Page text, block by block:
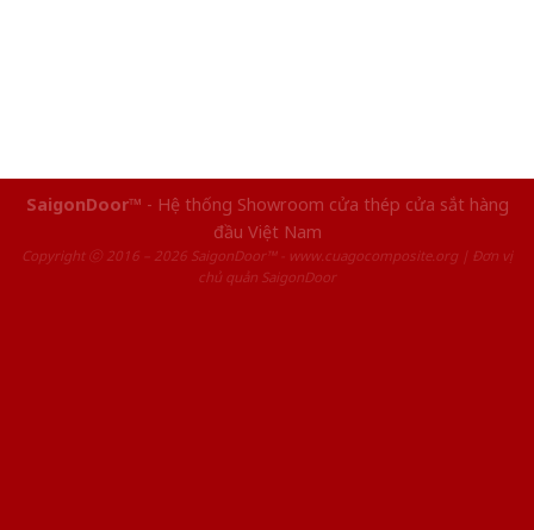
SaigonDoor™ - Hệ thống Showroom cửa thép cửa sắt hàng
đầu Việt Nam
Copyright ⓒ 2016 – 2026 SaigonDoor™ - www.cuagocomposite.org | Đơn vị
chủ quản SaigonDoor